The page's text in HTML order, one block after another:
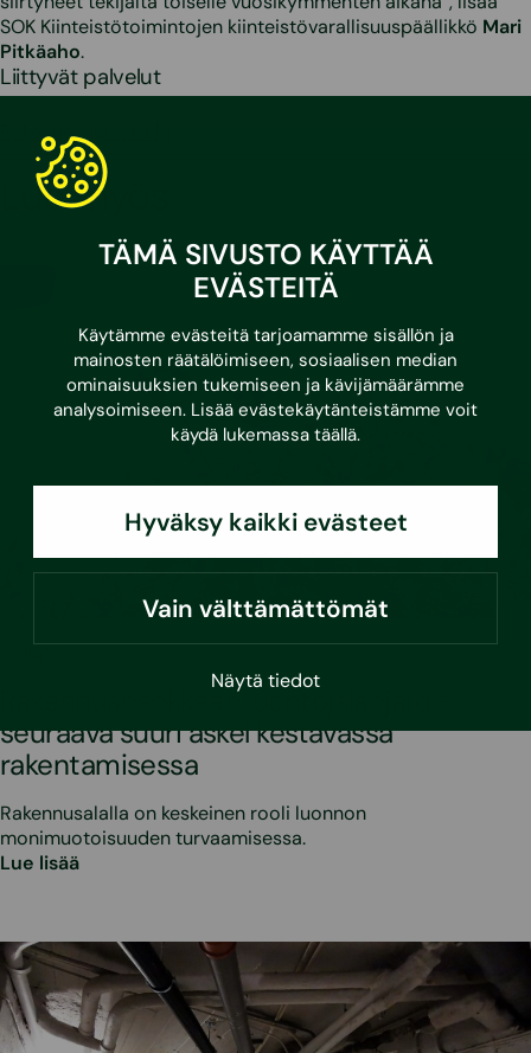
TÄMÄ SIVUSTO KÄYTTÄÄ
EVÄSTEITÄ
Käytämme evästeitä tarjoamamme sisällön ja
mainosten räätälöimiseen, sosiaalisen median
ominaisuuksien tukemiseen ja kävijämäärämme
analysoimiseen. Lisää evästekäytänteistämme voit
käydä lukemassa täällä.
Hyväksy kaikki evästeet
Vain välttämättömät
Näytä tiedot
SOK Kiinteistötoimintojen kiinteistövarallisuuspäällikkö Mari
Pitkäaho.
Liittyvät palvelut
Rakennesuunnittelu
Lue myös
Blogi •10.4.2026
Rakennushankkeen luontojalanjälki –
seuraava suuri askel kestävässä
rakentamisessa
Rakennusalalla on keskeinen rooli luonnon
monimuotoisuuden turvaamisessa.
Lue lisää